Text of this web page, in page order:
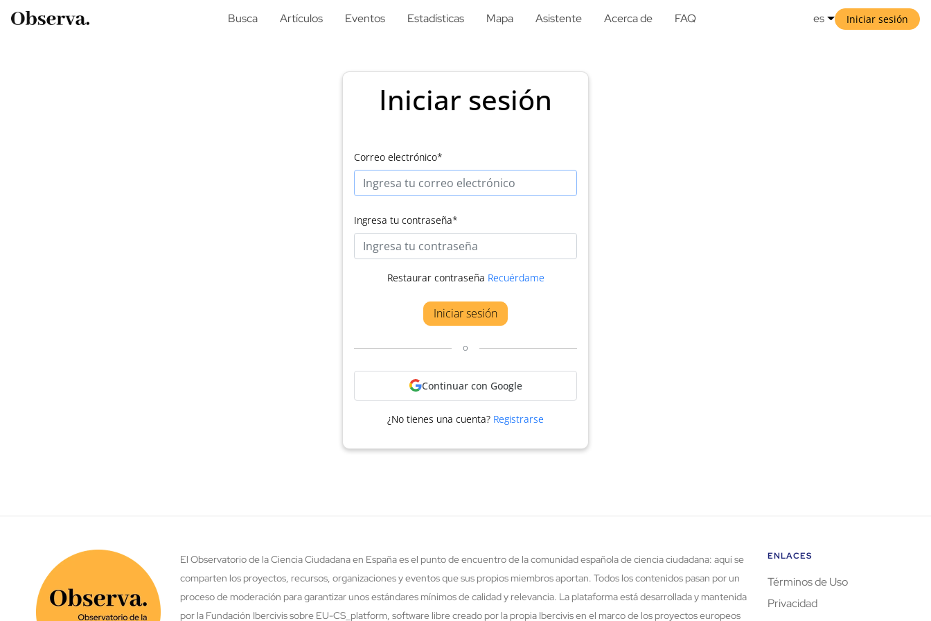
es Iniciar sesión
Busca Artículos Eventos Estadísticas Mapa Asistente Acerca de FAQ
Iniciar sesión
Correo electrónico*
Ingresa tu contraseña*
Restaurar contraseña Recuérdame
Iniciar sesión
o
Continuar con Google
¿No tienes una cuenta? Registrarse
El Observatorio de la Ciencia Ciudadana en España es el punto de encuentro de la comunidad española de ciencia ciudadana: aquí se
comparten los proyectos, recursos, organizaciones y eventos que sus propios miembros aportan. Todos los contenidos pasan por un
proceso de moderación para garantizar unos estándares mínimos de calidad y relevancia. La plataforma está desarrollada y mantenida
por la Fundación Ibercivis sobre EU-CS_platform, software libre creado por la propia Ibercivis en el marco de los proyectos europeos
ENLACES
Términos de Uso
Privacidad